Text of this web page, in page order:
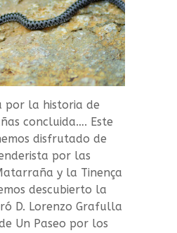
por la historia de
concluida…. Este
disfrutado de
por las
y la Tinença
descubierto la
D. Lorenzo Grafulla
Un Paseo por los